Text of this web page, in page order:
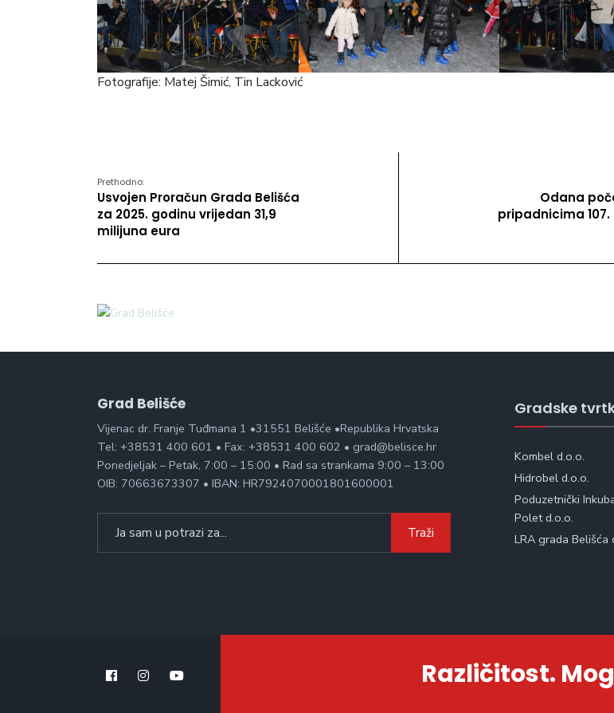
Fotografije: Matej Šimić, Tin Lacković
Prethodno:
Usvojen Proračun Grada Belišća
za 2025. godinu vrijedan 31,9
milijuna eura
Odana
pripadnicima
Grad Belišće
Vijenac dr. Franje Tuđmana 1 •31551 Belišće •Republika Hrvatska
Tel: +38531 400 601 • Fax: +38531 400 602 • grad@belisce.hr
Ponedjeljak – Petak, 7:00 – 15:00 • Rad sa strankama 9:00 – 13:00
OIB: 70663673307 • IBAN: HR7924070001801600001
Traži
Gradske
Kombel d.o.o.
Hidrobel d.o.o.
Poduzetnički
Polet d.o.o.
LRA grada Belišća
Različitost.